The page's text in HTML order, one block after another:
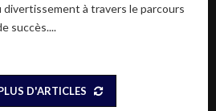
divertissement à travers le parcours
succès....
D'ARTICLES